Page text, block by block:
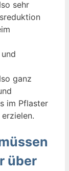
sehr
ganz
im Pflaster
über